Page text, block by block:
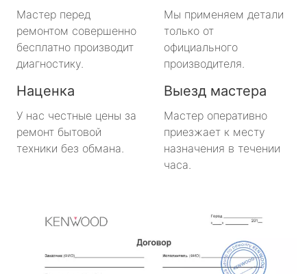
Мастер перед
ремонтом совершенно
бесплатно производит
диагностику.
Мы применяем детали
только от
официального
производителя.
Наценка
У нас честные цены за
ремонт бытовой
техники без обмана.
Выезд мастера
Мастер оперативно
приезжает к месту
назначения в течении
часа.